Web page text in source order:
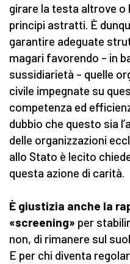
girare la testa altrove o
principi astratti. È
garantire adeguate
magari favorendo – in
sussidiarietà – quelle
civile impegnate su
competenza ed
dubbio che questo sia
delle organizzazioni
allo Stato è lecito
questa azione di carità.
È giustizia anche la
«screening» per
non, di rimanere sul
E per chi diventa